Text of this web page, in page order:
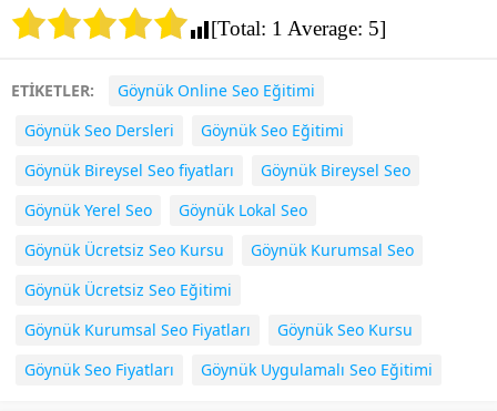
[Total: 1 Average: 5]
ETİKETLER:
Göynük Online Seo Eğitimi
Göynük Seo Dersleri
Göynük Seo Eğitimi
Göynük Bireysel Seo fiyatları
Göynük Bireysel Seo
Göynük Yerel Seo
Göynük Lokal Seo
Göynük Ücretsiz Seo Kursu
Göynük Kurumsal Seo
Göynük Ücretsiz Seo Eğitimi
Göynük Kurumsal Seo Fiyatları
Göynük Seo Kursu
Göynük Seo Fiyatları
Göynük Uygulamalı Seo Eğitimi